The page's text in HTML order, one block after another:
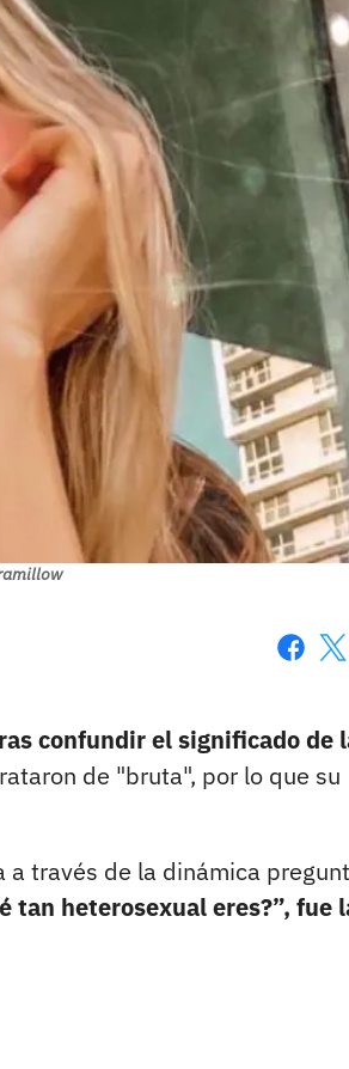
confundir el significado de
de "bruta", por lo que su
a través de la dinámica
tan heterosexual eres?”, fue